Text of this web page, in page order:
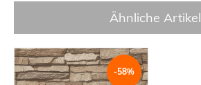
Ähnliche Artikel
-58%